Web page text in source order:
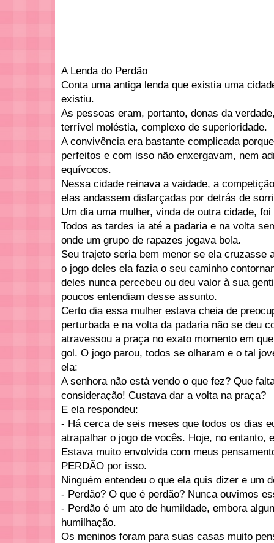
A Lenda do Perdão
Conta uma antiga lenda que existia uma
existiu.
As pessoas eram, portanto, donas da
terrível moléstia, complexo de superioridade.
A convivência era bastante complicada
perfeitos e com isso não enxergavam, nem
equívocos.
Nessa cidade reinava a vaidade, a
elas andassem disfarçadas por detrás de
Um dia uma mulher, vinda de outra cidade,
Todos as tardes ia até a padaria e na volta
onde um grupo de rapazes jogava bola.
Seu trajeto seria bem menor se ela cruzasse
o jogo deles ela fazia o seu caminho
deles nunca percebeu ou deu valor à sua
poucos entendiam desse assunto.
Certo dia essa mulher estava cheia de
perturbada e na volta da padaria não se deu
atravessou a praça no exato momento em
gol. O jogo parou, todos se olharam e o tal
ela:
A senhora não está vendo o que fez? Que
consideração! Custava dar a volta na praça?
E ela respondeu:
- Há cerca de seis meses que todos os dias
atrapalhar o jogo de vocês. Hoje, no entanto,
Estava muito envolvida com meus
PERDÃO por isso.
Ninguém entendeu o que ela quis dizer e um
- Perdão? O que é perdão? Nunca ouvimos
- Perdão é um ato de humildade, embora
humilhação.
Os meninos foram para suas casas muito